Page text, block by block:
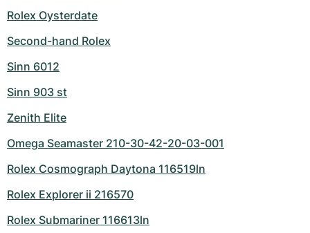
Rolex Oysterdate
Second-hand Rolex
Sinn 6012
Sinn 903 st
Zenith Elite
Omega Seamaster 210-30-42-20-03-001
Rolex Cosmograph Daytona 116519ln
Rolex Explorer ii 216570
Rolex Submariner 116613ln